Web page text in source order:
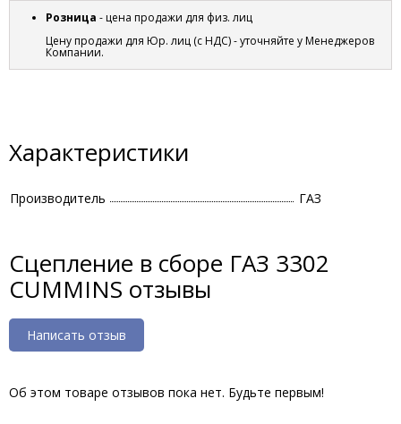
Розница - цена продажи для физ. лиц
Цену продажи для Юр. лиц (с НДС) - уточняйте у Менеджеров
Компании.
Характеристики
Производитель ГАЗ
Сцепление в сборе ГАЗ 3302
CUMMINS отзывы
Написать отзыв
Об этом товаре отзывов пока нет. Будьте первым!